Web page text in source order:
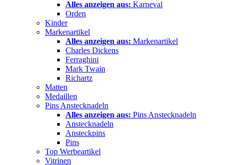
Alles anzeigen aus: Karneval
Orden
Kinder
Markenartikel
Alles anzeigen aus: Markenartikel
Charles Dickens
Ferraghini
Mark Twain
Richartz
Matten
Medaillen
Pins Anstecknadeln
Alles anzeigen aus: Pins Anstecknadeln
Anstecknadeln
Ansteckpins
Pins
Top Werbeartikel
Vitrinen